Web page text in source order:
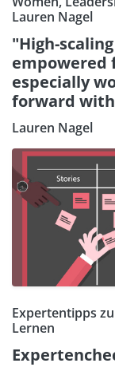
Lauren Nagel
"High-
empowered
especially
forward
Lauren Nagel
Expertentipps
Lernen